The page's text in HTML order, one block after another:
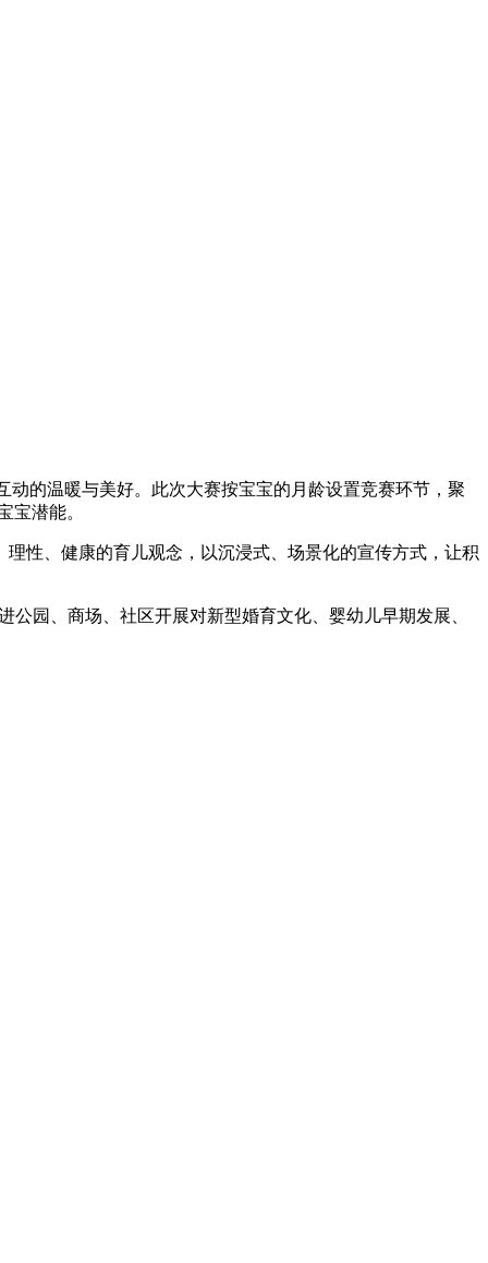
的温暖与美好。此次大赛按宝宝的月龄设置竞赛环节，聚
宝潜能。
性、健康的育儿观念，以沉浸式、场景化的宣传方式，让积
园、商场、社区开展对新型婚育文化、婴幼儿早期发展、